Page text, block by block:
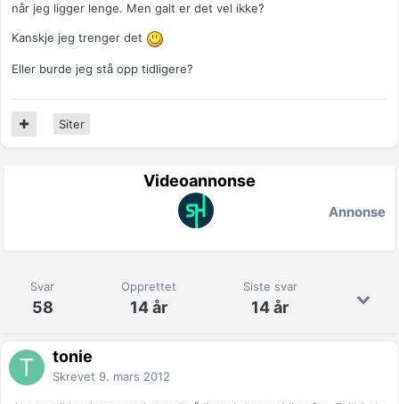
når jeg ligger lenge. Men galt er det vel ikke?
Kanskje jeg trenger det
Eller burde jeg stå opp tidligere?
Siter
Videoannonse
Annonse
Svar
58
Opprettet
14 år
Siste svar
14 år
tonie
Skrevet 9. mars 2012